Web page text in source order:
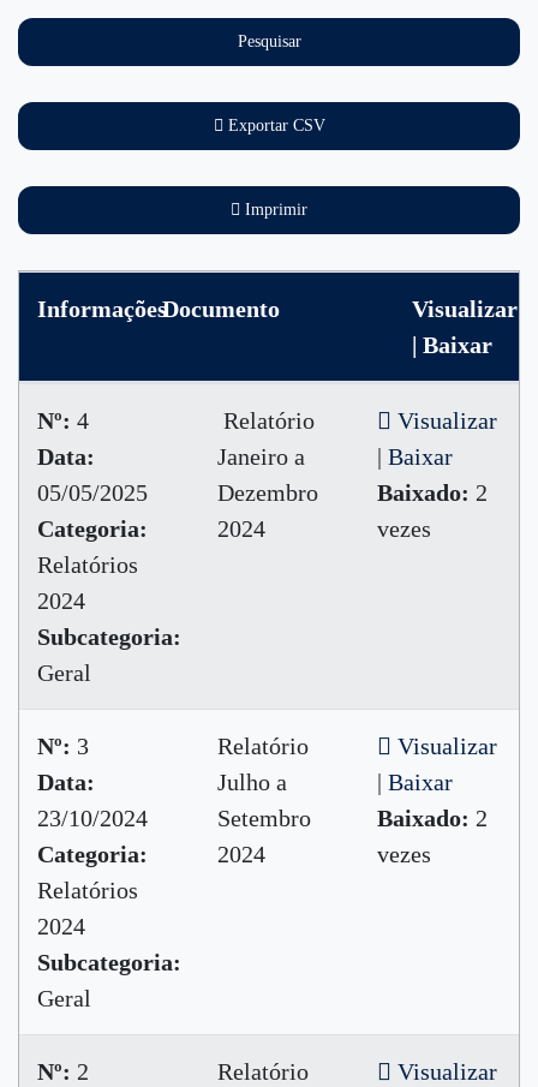
Pesquisar
Exportar CSV
Imprimir
InformaçõesDocumento
Visualizar
| Baixar
Nº: 4
Data:
05/05/2025
Categoria:
Relatórios
2024
Subcategoria:
Geral
Relatório
Janeiro a
Dezembro
2024
Visualizar
| Baixar
Baixado: 2
vezes
Nº: 3
Data:
23/10/2024
Categoria:
Relatórios
2024
Subcategoria:
Geral
Relatório
Julho a
Setembro
2024
Visualizar
| Baixar
Baixado: 2
vezes
Nº: 2
Relatório
Visualizar